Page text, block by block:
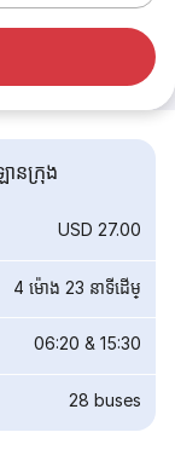
នក្រុង
USD 27.00
4 ម៉ោង 23 នាទី​ដើម្
06:20 & 15:30
28 buses